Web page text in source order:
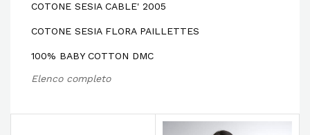
COTONE SESIA CABLE' 2005
COTONE SESIA FLORA PAILLETTES
100% BABY COTTON DMC
Elenco completo